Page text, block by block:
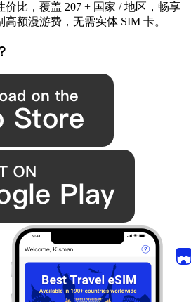
价比，覆盖 207 + 国家 / 地区，畅享
额漫游费，无需实体 SIM 卡。